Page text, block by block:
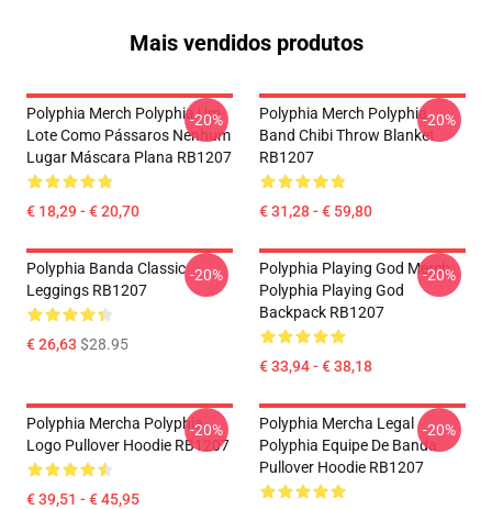
Mais vendidos produtos
Polyphia Merch Polyphia Um
Lote Como Pássaros Nenhum
Lugar Máscara Plana RB1207
€ 18,29 - € 20,70
-20%
Polyphia Merch Polyphia
Band Chibi Throw Blanket
RB1207
€ 31,28 - € 59,80
-20%
Polyphia Banda Classic
Leggings RB1207
€ 26,63 $28.95
-20%
Polyphia Playing God Merch
Polyphia Playing God
Backpack RB1207
€ 33,94 - € 38,18
-20%
Polyphia Mercha Polyphia
Logo Pullover Hoodie RB1207
€ 39,51 - € 45,95
-20%
Polyphia Mercha Legal
Polyphia Equipe De Banda
Pullover Hoodie RB1207
-20%